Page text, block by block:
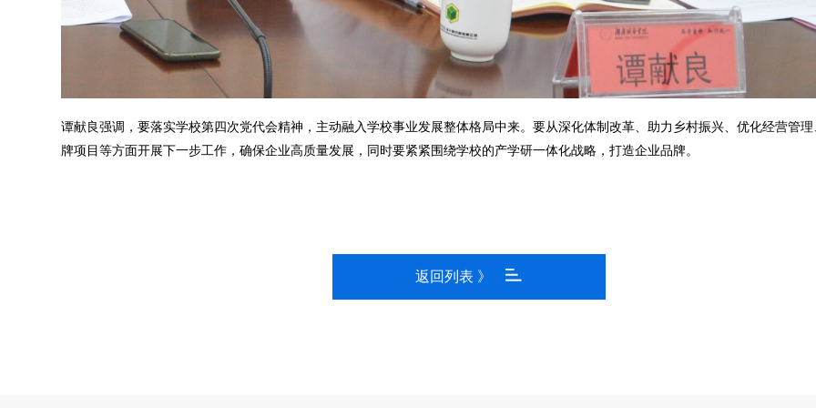
谭献良强调，要落实学校第四次党代会精神，主动融入学校事业发展整体格局中来。要从深化体制改革、助力乡村振兴、优化经营管
牌项目等方面开展下一步工作，确保企业高质量发展，同时要紧紧围绕学校的产学研一体化战略，打造企业品牌。
返回列表 》